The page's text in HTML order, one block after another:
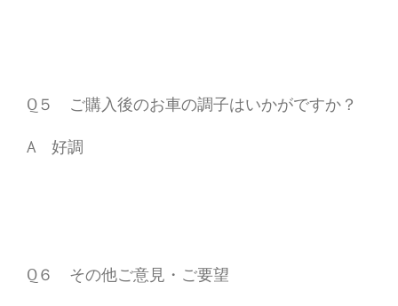
Q５ ご購入後のお車の調子はいかがですか？
A 好調
Q６ その他ご意見・ご要望